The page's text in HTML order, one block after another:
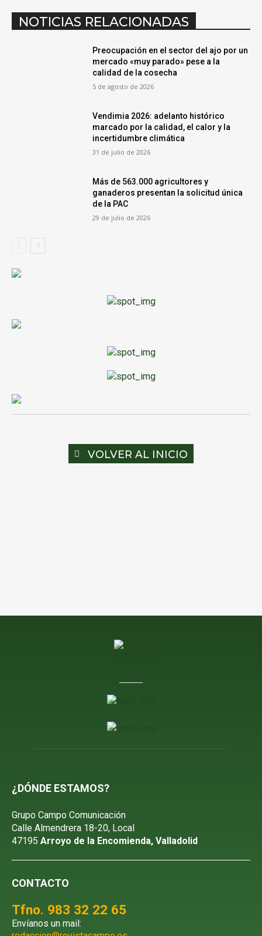
NOTICIAS RELACIONADAS
Preocupación en el sector del ajo por un
mercado «muy parado» pese a la
calidad de la cosecha
5 de agosto de 2026
Vendimia 2026: adelanto histórico
marcado por la calidad, el calor y la
incertidumbre climática
31 de julio de 2026
Más de 563.000 agricultores y
ganaderos presentan la solicitud única
de la PAC
29 de julio de 2026
VOLVER AL INICIO
¿DÓNDE ESTAMOS?
Grupo Campo Comunicación
Calle Almendrera 18-20, Local
47195 Arroyo de la Encomienda, Valladolid
CONTACTO
Tfno. 983 32 22 65
Envíanos un mail: